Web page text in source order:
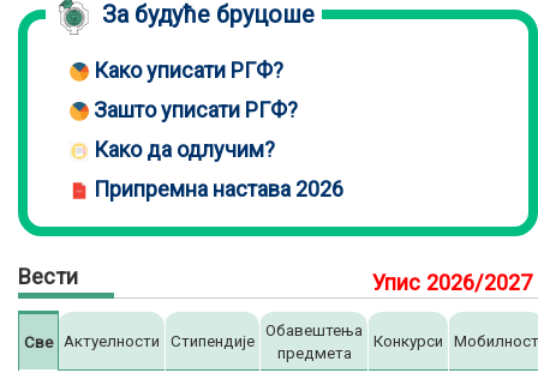
За будуће бруцоше
Како уписати РГФ?
Зашто уписати РГФ?
Како да одлучим?
Припремна настава 2026
Вести Упис 2026/2027
Све Актуелности Стипендије
Обавештења
предмета
Конкурси Мобилност